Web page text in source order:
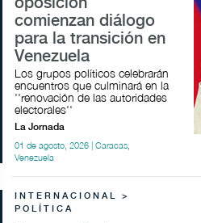
oposición
comienzan diálogo
para la transición en
Venezuela
Los grupos políticos celebrarán
encuentros que culminará en la
''renovación de las autoridades
electorales''
La Jornada
01 de agosto, 2026 | Caracas,
Venezuela
INTERNACIONAL >
POLÍTICA